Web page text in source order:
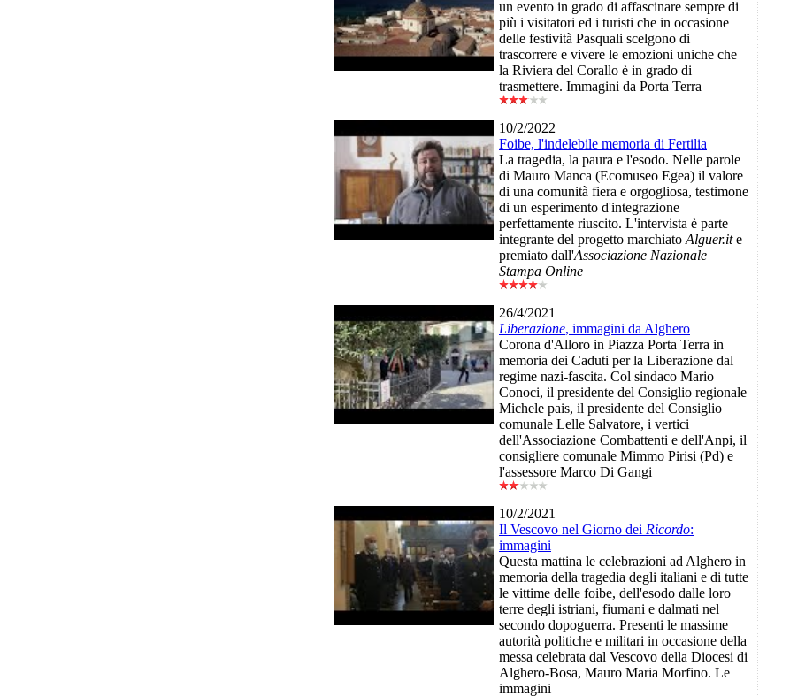
un evento in grado di affascinare sempre di
più i visitatori ed i turisti che in occasione
delle festività Pasquali scelgono di
trascorrere e vivere le emozioni uniche che
la Riviera del Corallo è in grado di
trasmettere. Immagini da Porta Terra
10/2/2022
Foibe, l'indelebile memoria di Fertilia
La tragedia, la paura e l'esodo. Nelle parole
di Mauro Manca (Ecomuseo Egea) il valore
di una comunità fiera e orgogliosa, testimone
di un esperimento d'integrazione
perfettamente riuscito. L'intervista è parte
integrante del progetto marchiato Alguer.ite
premiato dall'Associazione Nazionale
Stampa Online
26/4/2021
Liberazione, immagini da Alghero
Corona d'Alloro in Piazza Porta Terra in
memoria dei Caduti per la Liberazione dal
regime nazi-fascita. Col sindaco Mario
Conoci, il presidente del Consiglio regionale
Michele pais, il presidente del Consiglio
comunale Lelle Salvatore, i vertici
dell'Associazione Combattenti e dell'Anpi, il
consigliere comunale Mimmo Pirisi (Pd) e
l'assessore Marco Di Gangi
10/2/2021
Il Vescovo nel Giorno dei Ricordo:
immagini
Questa mattina le celebrazioni ad Alghero in
memoria della tragedia degli italiani e di tutte
le vittime delle foibe, dell'esodo dalle loro
terre degli istriani, fiumani e dalmati nel
secondo dopoguerra. Presenti le massime
autorità politiche e militari in occasione della
messa celebrata dal Vescovo della Diocesi di
Alghero-Bosa, Mauro Maria Morfino. Le
immagini